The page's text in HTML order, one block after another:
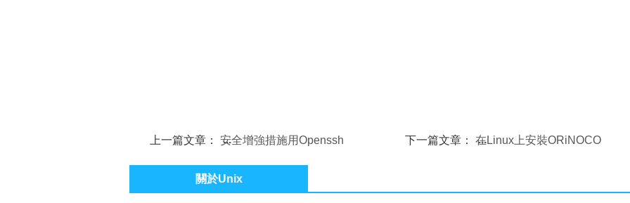
上一篇文章：安全增強措施用Openssh
下一篇文章： 在Linux上安裝ORiNOCO
關於Unix